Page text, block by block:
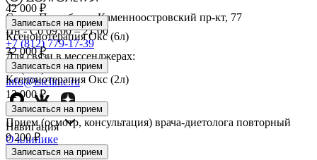
42 000 ₽
Записаться на прием
Ксенонотерапия Окс (6л)
32 000 ₽
Записаться на прием
Ксенонотерапия Окс (2л)
12 000 ₽
Записаться на прием
Прием (осмотр, консультация) врача-диетолога повторный
9 200 ₽
Записаться на прием
Санкт-Петербург, Каменноостровский пр-кт, 77
Пн - Сб 09:00 – 21:00
+7 (812) 779-17-39
Для связи в мессенджерах:
+7 (931) 970-63-16
info@istclinic.ru
Навигация
О клинике
Врачи